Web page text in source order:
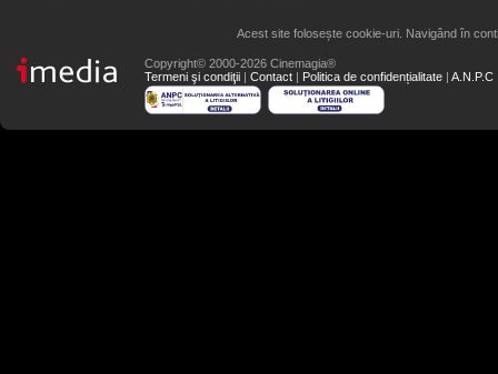
Acest site folosește cookie-uri. Navigând în
Copyright© 2000-2026 Cinemagia®
Termeni şi condiţii | Contact | Politica de confidențialitate | A.N.P.C